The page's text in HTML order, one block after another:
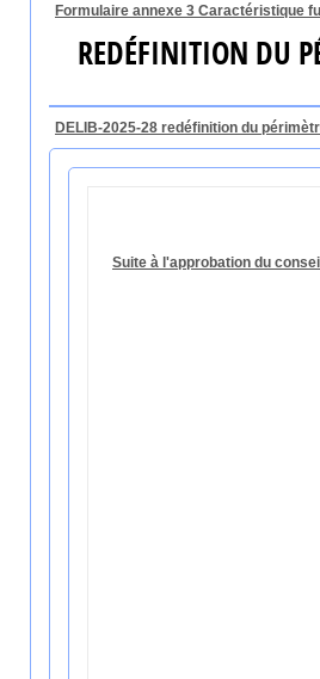
Formulaire annexe 3 Caractéristique
REDÉFINITION DU
DELIB-2025-28 redéfinition du
Suite à l'approbation du